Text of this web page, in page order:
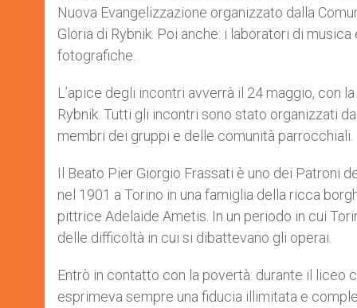
Nuova Evangelizzazione organizzato dalla
Gloria di Rybnik. Poi anche: i laboratori di
fotografiche.
L’apice degli incontri avverrà il 24 maggio, con
Rybnik. Tutti gli incontri sono stato organizzati
membri dei gruppi e delle comunità parrocchiali.
Il Beato Pier Giorgio Frassati è uno dei Patroni
nel 1901 a Torino in una famiglia della ricca
pittrice Adelaide Ametis. In un periodo in cui
delle difficoltà in cui si dibattevano gli operai.
Entrò in contatto con la povertà: durante il liceo
esprimeva sempre una fiducia illimitata e